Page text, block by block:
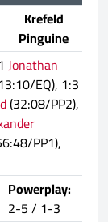
Krefeld
Pinguine
Jonathan
EQ), 1:3
(32:08/PP2),
PP1),
Powerplay:
2-5 / 1-3